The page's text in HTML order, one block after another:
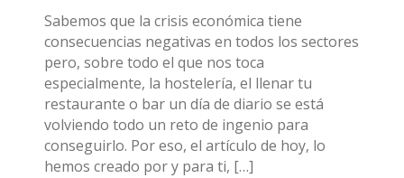
Sabemos que la crisis económica tiene
consecuencias negativas en todos los sectores
pero, sobre todo el que nos toca
especialmente, la hostelería, el llenar tu
restaurante o bar un día de diario se está
volviendo todo un reto de ingenio para
conseguirlo. Por eso, el artículo de hoy, lo
hemos creado por y para ti, […]